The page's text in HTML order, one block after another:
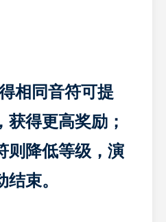
相同音符可提
获得更高奖励；
则降低等级，演
束。